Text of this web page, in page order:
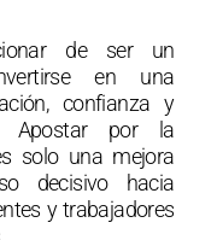
de ser un
en una
confianza y
Apostar por la
solo una mejora
decisivo hacia
y trabajadores